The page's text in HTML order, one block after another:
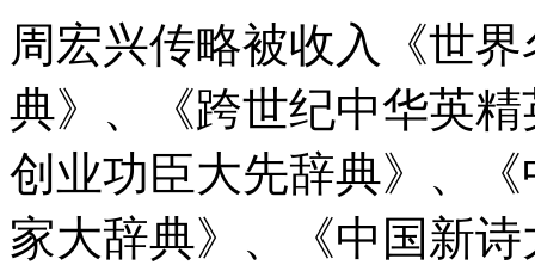
周宏兴传略被收入《世
典》、《跨世纪中华英
创业功臣大先辞典》、
家大辞典》、《中国新